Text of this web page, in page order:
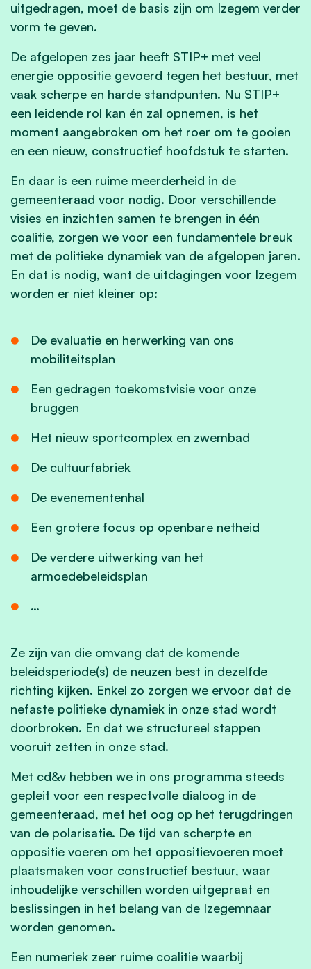
uitgedragen, moet de basis zijn om Izegem verder
vorm te geven.
De afgelopen zes jaar heeft STIP+ met veel
energie oppositie gevoerd tegen het bestuur, met
vaak scherpe en harde standpunten. Nu STIP+
een leidende rol kan én zal opnemen, is het
moment aangebroken om het roer om te gooien
en een nieuw, constructief hoofdstuk te starten.
En daar is een ruime meerderheid in de
gemeenteraad voor nodig. Door verschillende
visies en inzichten samen te brengen in één
coalitie, zorgen we voor een fundamentele breuk
met de politieke dynamiek van de afgelopen jaren.
En dat is nodig, want de uitdagingen voor Izegem
worden er niet kleiner op:
De evaluatie en herwerking van ons
mobiliteitsplan
Een gedragen toekomstvisie voor onze
bruggen
Het nieuw sportcomplex en zwembad
De cultuurfabriek
De evenementenhal
Een grotere focus op openbare netheid
De verdere uitwerking van het
armoedebeleidsplan
…
Ze zijn van die omvang dat de komende
beleidsperiode(s) de neuzen best in dezelfde
richting kijken. Enkel zo zorgen we ervoor dat de
nefaste politieke dynamiek in onze stad wordt
doorbroken. En dat we structureel stappen
vooruit zetten in onze stad.
Met cd&v hebben we in ons programma steeds
gepleit voor een respectvolle dialoog in de
gemeenteraad, met het oog op het terugdringen
van de polarisatie. De tijd van scherpte en
oppositie voeren om het oppositievoeren moet
plaatsmaken voor constructief bestuur, waar
inhoudelijke verschillen worden uitgepraat en
beslissingen in het belang van de Izegemnaar
worden genomen.
Een numeriek zeer ruime coalitie waarbij